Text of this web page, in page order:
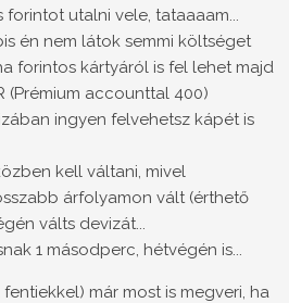
forintot utalni vele, tataaaam...
én nem látok semmi költséget
forintos kártyáról is fel lehet majd
(Prémium accounttal 400)
ingyen felvehetsz kápét is
kell váltani, mivel
árfolyamon vált (érthető
válts devizát...
1 másodperc, hétvégén is...
már most is megveri, ha